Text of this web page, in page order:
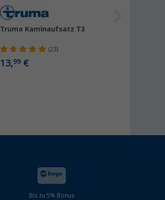
Truma Kaminaufsatz T3
(23)
13,99€
Bis zu 5% Bonus